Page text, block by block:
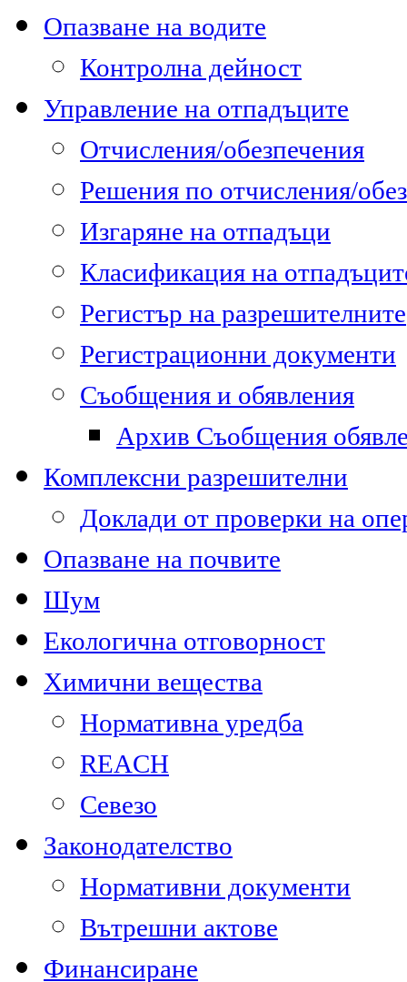
Опазване на водите
Контролна дейност
Управление на отпадъците
Отчисления/обезпечения
Решения по отчисления/
Изгаряне на отпадъци
Класификация на
Регистър на разрешителните
Регистрационни документи
Съобщения и обявления
Архив Съобщения
Комплексни разрешителни
Доклади от проверки на
Опазване на почвите
Шум
Екологична отговорност
Химични вещества
Нормативна уредба
REACH
Севезо
Законодателство
Нормативни документи
Вътрешни актове
Финансиране